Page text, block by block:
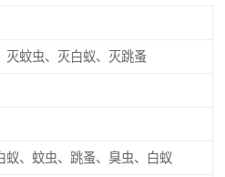
灭蚊虫、灭白蚁、灭跳蚤
蚁、蚊虫、跳蚤、臭虫、白蚁